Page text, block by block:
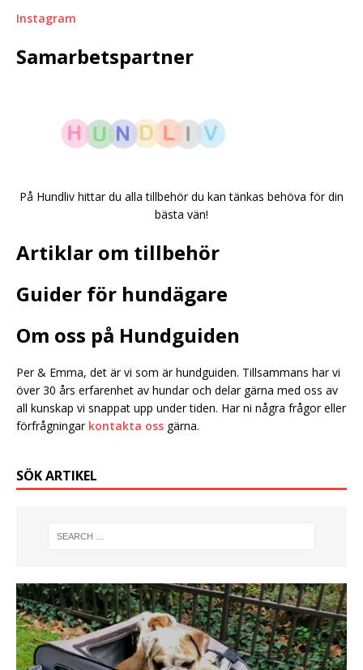
Instagram
Samarbetspartner
På Hundliv hittar du alla tillbehör du kan tänkas behöva för din
bästa vän!
Artiklar om tillbehör
Guider för hundägare
Om oss på Hundguiden
Per & Emma, det är vi som är hundguiden. Tillsammans har vi
över 30 års erfarenhet av hundar och delar gärna med oss av
all kunskap vi snappat upp under tiden. Har ni några frågor eller
förfrågningar kontakta oss gärna.
SÖK ARTIKEL